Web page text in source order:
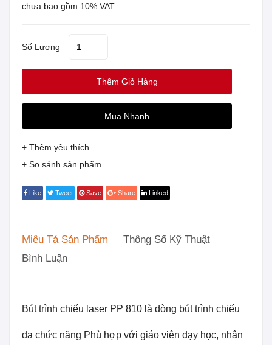
chưa bao gồm 10% VAT
Số Lượng
Thêm Giỏ Hàng
Mua Nhanh
+ Thêm yêu thích
+ So sánh sản phẩm
Like Tweet Save Share Linked
Miêu Tả Sản Phẩm
Thông Số Kỹ Thuật
Bình Luận
Bút trình chiếu laser PP 810 là dòng bút trình chiếu
đa chức năng Phù hợp với giáo viên dạy học, nhân